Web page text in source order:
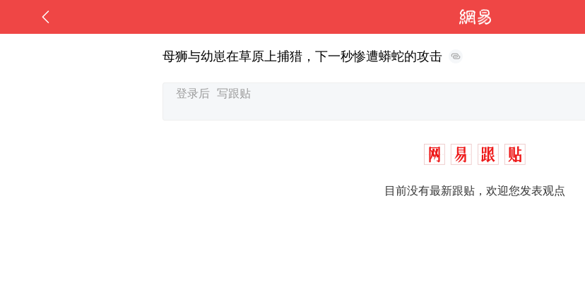
母狮与幼崽在草原上捕猎，下一秒惨遭蟒蛇的攻击
目前没有最新跟贴，欢迎您发表观点